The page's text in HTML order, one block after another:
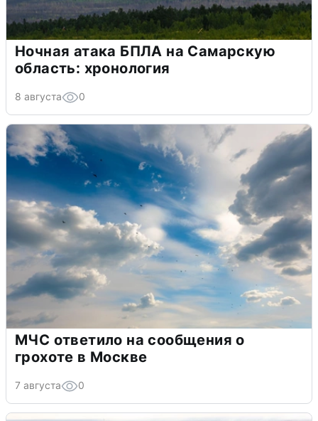
Ночная атака БПЛА на Самарскую
область: хронология
8 августа 0
МЧС ответило на сообщения о
грохоте в Москве
7 августа 0